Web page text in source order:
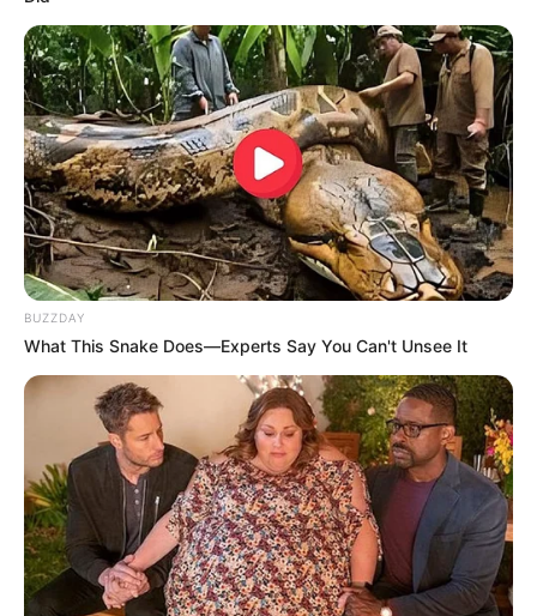
Uma resolução do Banco Central obriga que o Nubank
passe por mudanças.
—Foto: JASB.
O Nubank que entrou na Febraban
Em março de 2026, o Nubank ingressou na Febraban — a
entidade que representa os grandes bancos tradicionais do país,
os mesmos que a fintech perturbou durante uma década.
A entrada aconteceu a partir de recomendação favorável de
Milton Maluhy Filho, CEO do Itaú Unibanco, na primeira reunião
ordinária do ano. A cena seria improvável alguns anos atrás. O
movimento sinaliza que oNubank não está apenas crescendo—
BUZZDAY
What This Snake Does—Experts Say You Can't Unsee It